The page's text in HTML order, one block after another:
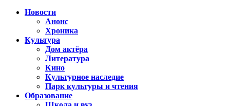
Новости
Анонс
Хроника
Культура
Дом актёра
Литература
Кино
Культурное наследие
Парк культуры и чтения
Образование